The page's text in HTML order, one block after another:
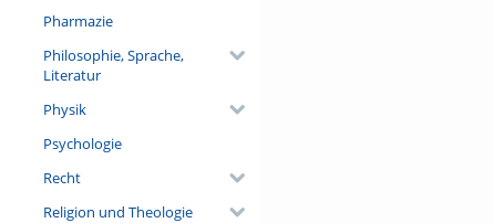
Pharmazie
Philosophie, Sprache,
Literatur
Physik
Psychologie
Recht
Religion und Theologie